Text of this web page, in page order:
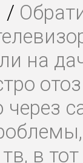
/
на
в